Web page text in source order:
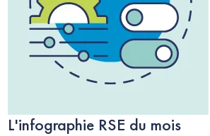
L'infographie RSE du mois